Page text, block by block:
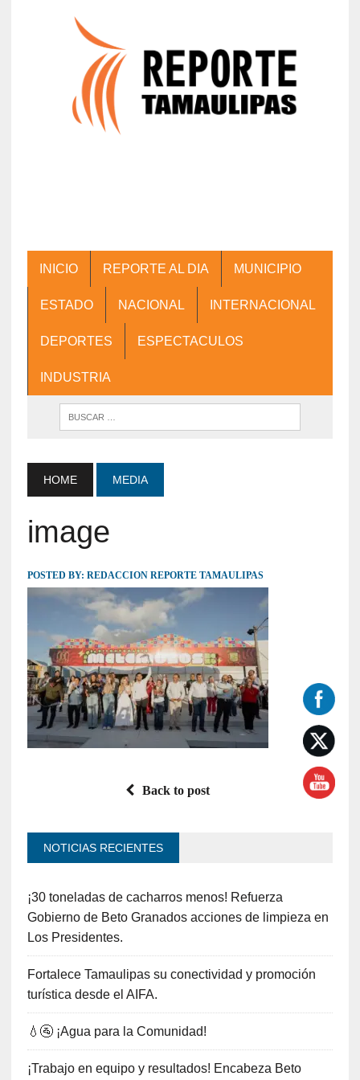
INICIO REPORTE AL DIA MUNICIPIO
ESTADO NACIONAL INTERNACIONAL
DEPORTES ESPECTACULOS
INDUSTRIA
HOME MEDIA
image
POSTED BY: REDACCION REPORTE TAMAULIPAS
Back to post
NOTICIAS RECIENTES
¡30 toneladas de cacharros menos! Refuerza
Gobierno de Beto Granados acciones de limpieza en
Los Presidentes.
Fortalece Tamaulipas su conectividad y promoción
turística desde el AIFA.
💧🚰 ¡Agua para la Comunidad!
¡Trabajo en equipo y resultados! Encabeza Beto